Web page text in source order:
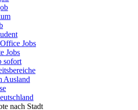
Jobs
Jobs
sofort
Ausland
nach Stadt